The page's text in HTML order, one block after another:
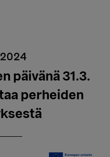
päivänä 31.3.
perheiden